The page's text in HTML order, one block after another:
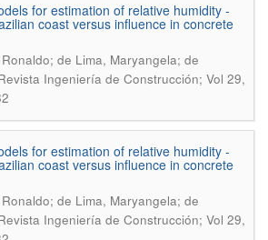
for estimation of relative humidity -
coast versus influence in concrete
de Lima, Maryangela; de
Ingeniería de Construcción; Vol 29,
for estimation of relative humidity -
coast versus influence in concrete
de Lima, Maryangela; de
Ingeniería de Construcción; Vol 29,